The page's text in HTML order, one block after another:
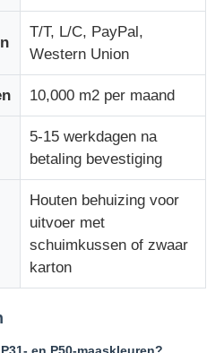
T/T, L/C, PayPal,
Western Union
10,000 m2 per maand
5-15 werkdagen na
betaling bevestiging
Houten behuizing voor
uitvoer met
schuimkussen of zwaar
karton
en P50-maaskleuren?